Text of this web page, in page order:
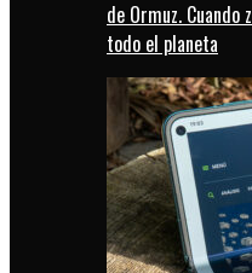
de Ormuz. Cuando
todo el planeta